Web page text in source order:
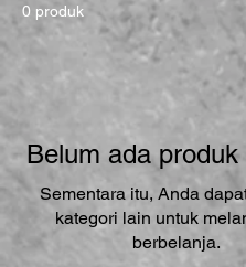
0 produk
Belum ada produk
Sementara itu, Anda
kategori lain untuk
berbelanja.